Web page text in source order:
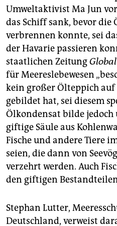
Umweltaktivist Ma Jun
das Schiff sank, bevor
verbrennen konnte, sei
der Havarie passieren
staatlichen Zeitung
für Meereslebewesen
kein großer Ölteppich auf
gebildet hat, sei diesem
Ölkondensat bilde jedoch
giftige Säule aus
Fische und andere Tiere
seien, die dann von
verzehrt werden. Auch
den giftigen
Stephan Lutter,
Deutschland, verweist